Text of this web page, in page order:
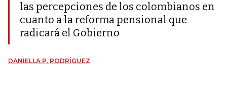
las percepciones de los colombianos en
cuanto a la reforma pensional que
radicará el Gobierno
DANIELLA P. RODRÍGUEZ